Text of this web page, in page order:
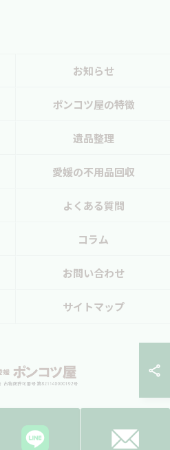
お知らせ
ポンコツ屋の特徴
遺品整理
愛媛の不用品回収
よくある質問
コラム
お問い合わせ
サイトマップ